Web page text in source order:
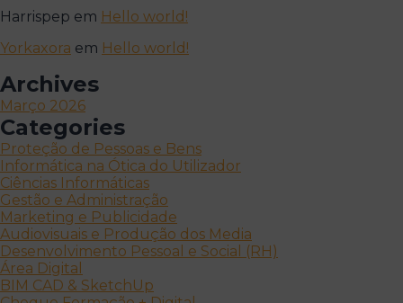
Harrispep em Hello world!
Yorkaxora em Hello world!
Archives
Março 2026
Categories
Proteção de Pessoas e Bens
Informática na Ótica do Utilizador
Ciências Informáticas
Gestão e Administração
Marketing e Publicidade
Audiovisuais e Produção dos Media
Desenvolvimento Pessoal e Social (RH)
Área Digital
BIM CAD & SketchUp